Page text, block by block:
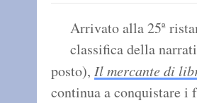
Arrivato alla 25ª
classifica della
posto), Il mercante di
continua a conquistare